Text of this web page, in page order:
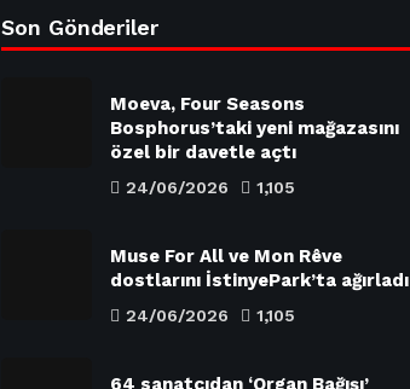
Son Gönderiler
Moeva, Four Seasons
Bosphorus’taki yeni mağazasını
özel bir davetle açtı
24/06/2026 1,105
Muse For All ve Mon Rêve
dostlarını İstinyePark’ta ağırladı
24/06/2026 1,105
64 sanatçıdan ‘Organ Bağışı’